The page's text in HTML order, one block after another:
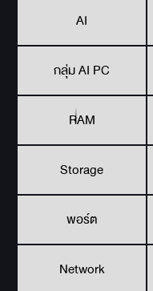
AI
กลุ่ม AI PC
RAM
Storage
พอร์ต
Network